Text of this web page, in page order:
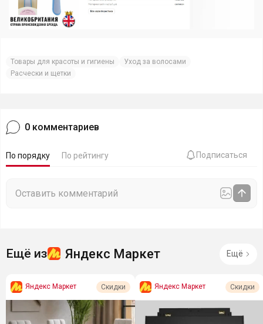
Товары для красоты и гигиены
Уход за волосами
Расчески и щетки
0 комментариев
По порядку По рейтингу Подписаться
Ещё из Яндекс Маркет Ещё
Яндекс Маркет Скидки Яндекс Маркет Скидки